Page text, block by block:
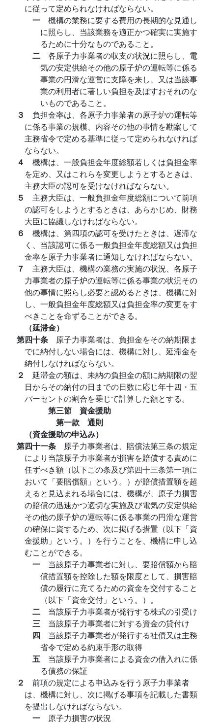
に従って定められなければならない。
一 機構の業務に要する費用の長期的な見通し
に照らし、当該業務を適正かつ確実に実施す
るために十分なものであること。
二 各原子力事業者の収支の状況に照らし、電
気の安定供給その他の原子炉の運転等に係る
事業の円滑な運営に支障を来し、又は当該事
業の利用者に著しい負担を及ぼすおそれのな
いものであること。
３ 負担金率は、各原子力事業者の原子炉の運転等
に係る事業の規模、内容その他の事情を勘案して
主務省令で定める基準に従って定められなければ
ならない。
４ 機構は、一般負担金年度総額若しくは負担金率
を定め、又はこれらを変更しようとするときは、
主務大臣の認可を受けなければならない。
５ 主務大臣は、一般負担金年度総額について前項
の認可をしようとするときは、あらかじめ、財務
大臣に協議しなければならない。
６ 機構は、第四項の認可を受けたときは、遅滞な
く、当該認可に係る一般負担金年度総額又は負担
金率を原子力事業者に通知しなければならない。
７ 主務大臣は、機構の業務の実施の状況、各原子
力事業者の原子炉の運転等に係る事業の状況その
他の事情に照らし必要と認めるときは、機構に対
し、一般負担金年度総額又は負担金率の変更をす
べきことを命ずることができる。
（延滞金）
第四十条 原子力事業者は、負担金をその納期限ま
でに納付しない場合には、機構に対し、延滞金を
納付しなければならない。
２ 延滞金の額は、未納の負担金の額に納期限の翌
日からその納付の日までの日数に応じ年十四・五
パーセントの割合を乗じて計算した額とする。
第三節 資金援助
第一款 通則
（資金援助の申込み）
第四十一条 原子力事業者は、賠償法第三条の規定
により当該原子力事業者が損害を賠償する責めに
任ずべき額（以下この条及び第四十三条第一項に
おいて「要賠償額」という。）が賠償措置額を超
えると見込まれる場合には、機構が、原子力損害
の賠償の迅速かつ適切な実施及び電気の安定供給
その他の原子炉の運転等に係る事業の円滑な運営
の確保に資するため、次に掲げる措置（以下「資
金援助」という。）を行うことを、機構に申し込
むことができる。
一 当該原子力事業者に対し、要賠償額から賠
償措置額を控除した額を限度として、損害賠
償の履行に充てるための資金を交付すること
（以下「資金交付」という。）。
二 当該原子力事業者が発行する株式の引受け
三 当該原子力事業者に対する資金の貸付け
四 当該原子力事業者が発行する社債又は主務
省令で定める約束手形の取得
五 当該原子力事業者による資金の借入れに係
る債務の保証
２ 前項の規定による申込みを行う原子力事業者
は、機構に対し、次に掲げる事項を記載した書類
を提出しなければならない。
一 原子力損害の状況